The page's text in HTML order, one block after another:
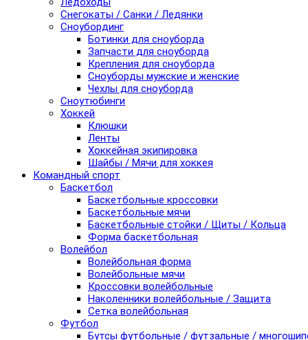
Снегокаты / Санки / Ледянки
Сноубординг
Ботинки для сноуборда
Запчасти для сноуборда
Крепления для сноуборда
Сноуборды мужские и женские
Чехлы для сноуборда
Сноутюбинги
Хоккей
Клюшки
Ленты
Хоккейная экипировка
Шайбы / Мячи для хоккея
Командный спорт
Баскетбол
Баскетбольные кроссовки
Баскетбольные мячи
Баскетбольные стойки / Щиты / Кольца
Форма баскетбольная
Волейбол
Волейбольная форма
Волейбольные мячи
Кроссовки волейбольные
Наколенники волейбольные / Защита
Сетка волейбольная
Футбол
Бутсы футбольные / футзальные /